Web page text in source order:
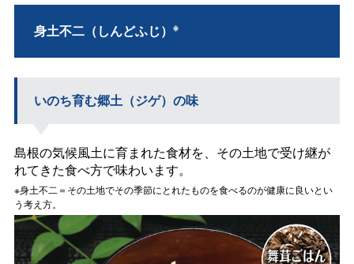
身土不二（しんどふじ） ※
いのち育む郷土（ジゲ）の味
島根の気候風土に育まれた食材を、その土地で受け継が
れてきた食べ方で味わいます。
※身土不二＝その土地でその季節にとれたものを食べるのが健康に良いとい
う考え方。